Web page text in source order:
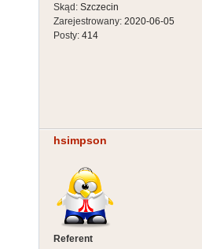
Skąd: Szczecin
Zarejestrowany: 2020-06-05
Posty: 414
hsimpson
Referent